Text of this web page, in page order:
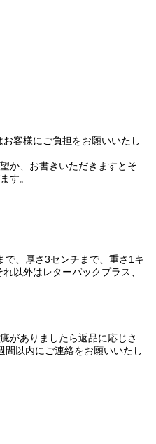
客様にご負担をお願いいたし
か、お書きいただきますとそ
す。
で、厚さ3センチまで、重さ1キ
以外はレターパックプラス、
がありましたら返品に応じさ
以内にご連絡をお願いいたし